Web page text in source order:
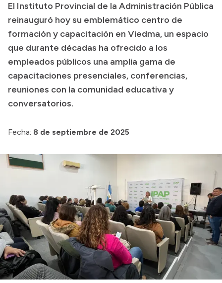
Presupuesto
Boletín Oficial
Compras y licitaciones
Consulta de expedientes
Consulta de pago a proveedores
Convocatorias
Intranet
El Instituto Provincial de la Administración Pública
reinauguró hoy su emblemático centro de
formación y capacitación en Viedma, un espacio
que durante décadas ha ofrecido a los
empleados públicos una amplia gama de
capacitaciones presenciales, conferencias,
reuniones con la comunidad educativa y
conversatorios.
Fecha: 8 de septiembre de 2025